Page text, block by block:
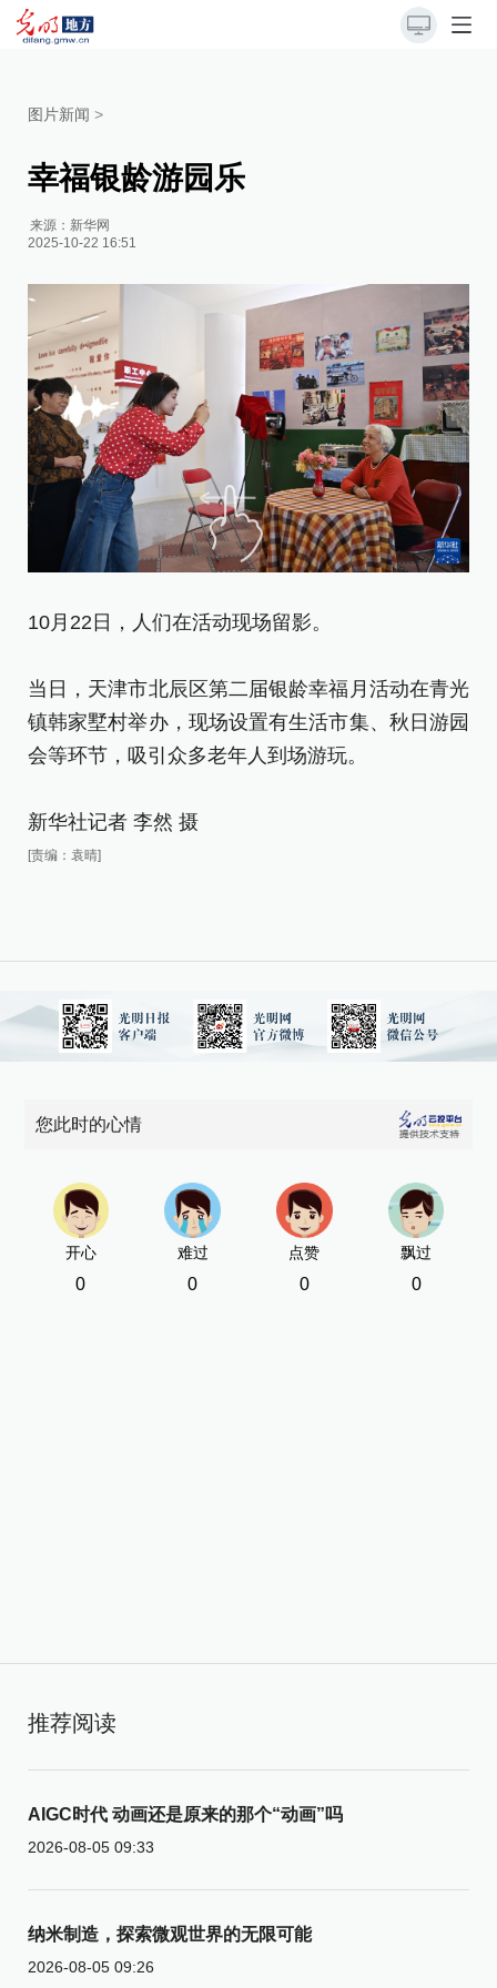
图片新闻 >
幸福银龄游园乐
来源： 新华网
2025-10-22 16:51
10月22日，人们在活动现场留影。
当日，天津市北辰区第二届银龄幸福月活动在青光
镇韩家墅村举办，现场设置有生活市集、秋日游园
会等环节，吸引众多老年人到场游玩。
新华社记者 李然 摄
[责编：袁晴]
您此时的心情
开心
0
难过
0
点赞
0
飘过
0
推荐阅读
AIGC时代 动画还是原来的那个“动画”吗
2026-08-05 09:33
纳米制造，探索微观世界的无限可能
2026-08-05 09:26